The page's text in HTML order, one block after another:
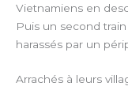
Vietnamiens en
Puis un second
harassés par un
Arrachés à leurs